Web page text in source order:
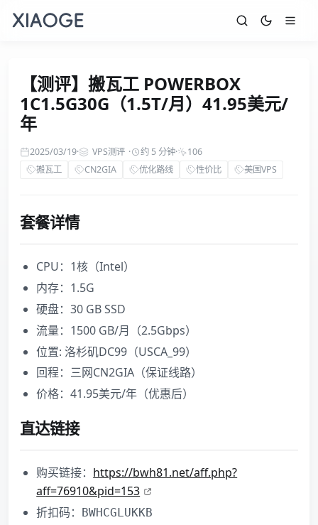
【测评】搬瓦工 POWERBOX
1C1.5G30G（1.5T/月）41.95美元/
年
2025/03/19· VPS测评 · 约 5 分钟·
106
搬瓦工
CN2GIA 优化路线 性价比 美国VPS
套餐详情
CPU：1核（Intel）
内存：1.5G
硬盘：30 GB SSD
流量：1500 GB/月（2.5Gbps）
位置: 洛杉矶DC99（USCA_99）
回程：三网CN2GIA（保证线路）
价格：41.95美元/年（优惠后）
直达链接
购买链接： https://bwh81.net/aff.php?
aff=76910&pid=153
折扣码：
BWHCGLUKKB